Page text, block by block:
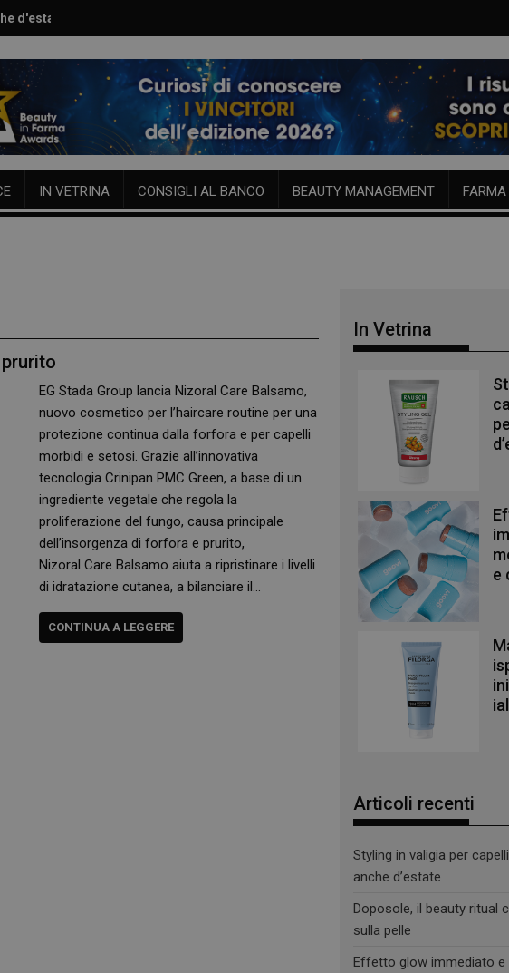
d'estate
pelle
IN VETRINA CONSIGLI AL BANCO BEAUTY MANAGEMENT
EG Stada Group lancia Nizoral Care Balsamo,
nuovo cosmetico per l’haircare routine per una
protezione continua dalla forfora e per capelli
morbidi e setosi. Grazie all’innovativa
tecnologia Crinipan PMC Green, a base di un
ingrediente vegetale che regola la
proliferazione del fungo, causa principale
dell’insorgenza di forfora e prurito,
Nizoral Care Balsamo aiuta a ripristinare i livelli
di idratazione cutanea, a bilanciare il…
CONTINUA A LEGGERE
In Vetrina
e
Articoli recenti
Styling in valigia per
anche d’estate
Doposole, il beauty ritual
sulla pelle
Effetto glow immediato e